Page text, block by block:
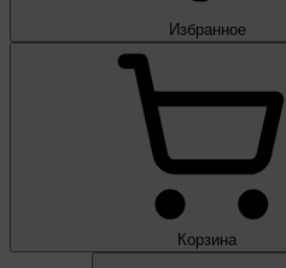
Избранное
Корзина